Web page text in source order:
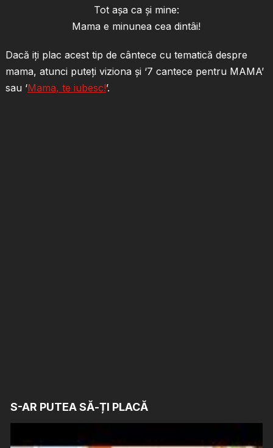
Tot aşa ca şi mine:
Mama e minunea cea dintâi!
Dacă iți plac acest tip de cântece cu tematică despre
mama, atunci puteți viziona și ‘7 cantece pentru MAMA’
sau ‘Mama, te iubesc!’.
S-AR PUTEA SĂ-ȚI PLACĂ